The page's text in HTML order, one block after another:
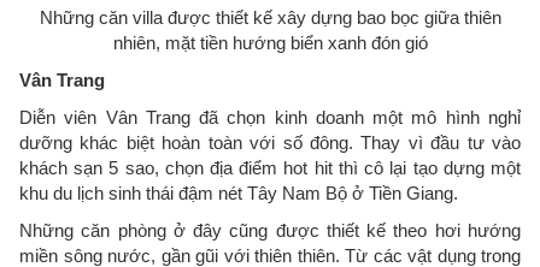
Những căn villa được thiết kế xây dựng bao bọc giữa thiên
nhiên, mặt tiền hướng biển xanh đón gió
Vân Trang
Diễn viên Vân Trang đã chọn kinh doanh một mô hình nghỉ
dưỡng khác biệt hoàn toàn với số đông. Thay vì đầu tư vào
khách sạn 5 sao, chọn địa điểm hot hit thì cô lại tạo dựng một
khu du lịch sinh thái đậm nét Tây Nam Bộ ở Tiền Giang.
Những căn phòng ở đây cũng được thiết kế theo hơi hướng
miền sông nước, gần gũi với thiên thiên. Từ các vật dụng trong